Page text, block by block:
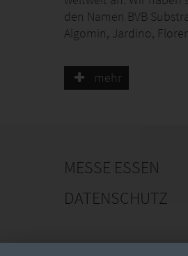
den Namen BVB
Algomin, Jardino,
Zusammen mit
Kekkilä-BVB ist Teil der
mehr
MESSE ESSEN
DATENSCHUTZ